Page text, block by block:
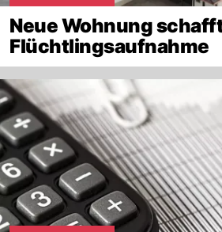
Neue Wohnung
Flüchtlingsaufnahme